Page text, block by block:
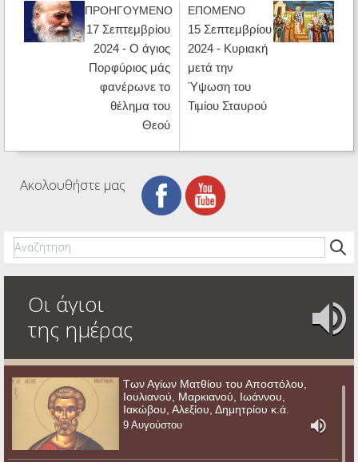
ΠΡΟΗΓΟΥΜΕΝΟ
17 Σεπτεμβρίου
2024 - Ο άγιος
Πορφύριος μάς
φανέρωνε το
θέλημα του
Θεού
ΕΠΟΜΕΝΟ
15 Σεπτεμβρίου
2024 - Κυριακή
μετά την
Ύψωση του
Τιμίου Σταυρού
Ακολουθήστε μας
Οι άγιοι
της ημέρας
Των Αγίων Ματθίου του Αποστόλου,
Ιουλιανού, Μαρκιανού, Ιωάννου,
Ιακώβου, Αλεξίου, Δημητρίου κ.ά.
9 Αυγούστου